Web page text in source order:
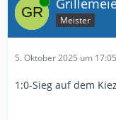
Meister
5. Oktober 2025 um 17:05
1:0-Sieg auf dem Kiez